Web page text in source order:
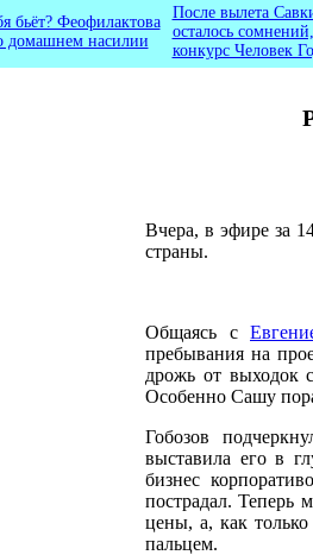
бьёт? Феофилактова
домашнем насилии
После вылета
осталось
конкурс Человек
Вчера, в эфире за
страны.
Общаясь с
пребывания на
дрожь от выходок
Особенно Сашу
Гобозов
выставила его в
бизнес
пострадал. Теперь
цены, а, как
пальцем.